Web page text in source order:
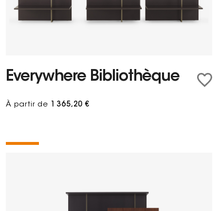
Everywhere Bibliothèque
À partir de 1 365,20 €